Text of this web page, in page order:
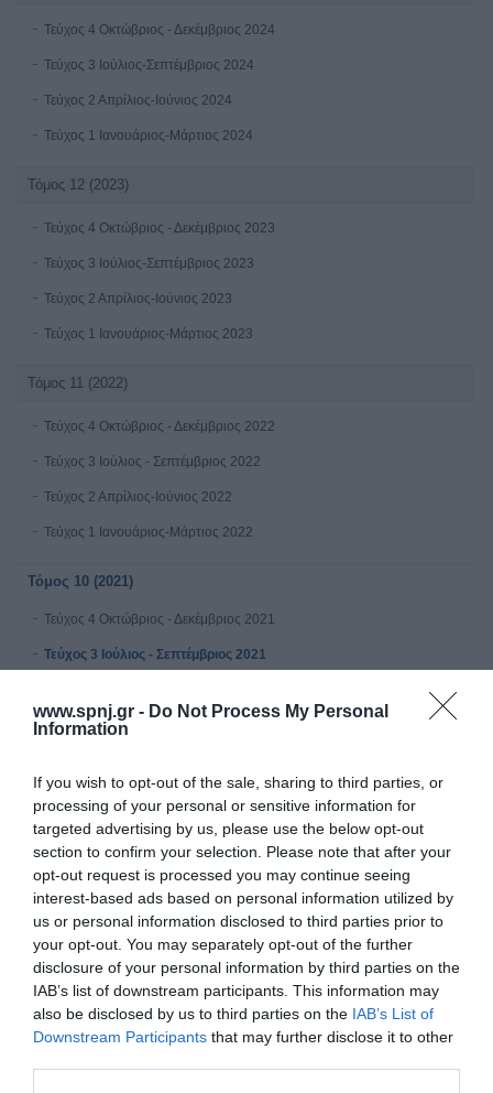
www.spnj.gr - Do Not Process My Personal
Information
If you wish to opt-out of the sale, sharing to third parties, or
processing of your personal or sensitive information for
targeted advertising by us, please use the below opt-out
section to confirm your selection. Please note that after your
opt-out request is processed you may continue seeing
interest-based ads based on personal information utilized by
us or personal information disclosed to third parties prior to
your opt-out. You may separately opt-out of the further
disclosure of your personal information by third parties on the
IAB’s list of downstream participants. This information may
also be disclosed by us to third parties on the IAB’s List of
Downstream Participants that may further disclose it to other
Τεύχος 4 Οκτώβριος - Δεκέμβριος 2024
Τεύχος 3 Ιούλιος-Σεπτέμβριος 2024
Τεύχος 2 Απρίλιος-Ιούνιος 2024
Τεύχος 1 Ιανουάριος-Μάρτιος 2024
Τόμος 12 (2023)
Τεύχος 4 Οκτώβριος - Δεκέμβριος 2023
Τεύχος 3 Ιούλιος-Σεπτέμβριος 2023
Τεύχος 2 Απρίλιος-Ιούνιος 2023
Τεύχος 1 Ιανουάριος-Μάρτιος 2023
Τόμος 11 (2022)
Τεύχος 4 Οκτώβριος - Δεκέμβριος 2022
Τεύχος 3 Ιούλιος - Σεπτέμβριος 2022
Τεύχος 2 Απρίλιος-Ιούνιος 2022
Τεύχος 1 Ιανουάριος-Μάρτιος 2022
Τόμος 10 (2021)
Τεύχος 4 Οκτώβριος - Δεκέμβριος 2021
Τεύχος 3 Ιούλιος - Σεπτέμβριος 2021
Tεύχος 1 Ιανουαρίου - Μαρτίου 2021
Τόμος 9 (2020)
Τεύχος 4 Οκτώβριος - Δεκέμβριος 2020
Τεύχος 3 Ιούλιος - Σεπτέμβριος 2020 υπό δημοσίευση
Τεύχος 2 Απρίλιος-Ιούνιος 2020
Tεύχος 1 Ιανουαρίου - Μαρτίου 2020
Τόμος 8 (2019)
Τεύχος 4 Οκτώβριος-Δεκέμβριος 2019
Τεύχος 3 Ioύλιος - Σεπτέμβριος 2019